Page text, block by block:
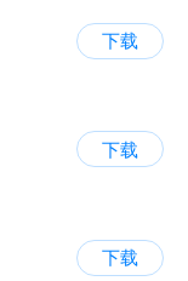
下载
下载
下载